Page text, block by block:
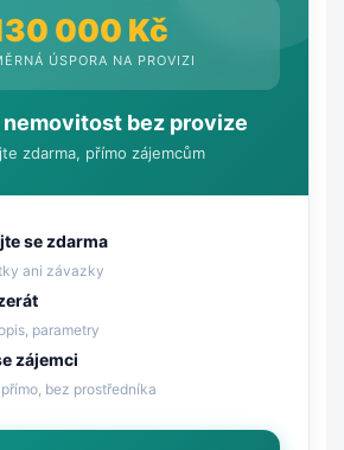
000 Kč
ÚSPORA NA PROVIZI
bez provize
zdarma, přímo zájemcům
se zdarma
ani závazky
parametry
zájemci
bez prostředníka